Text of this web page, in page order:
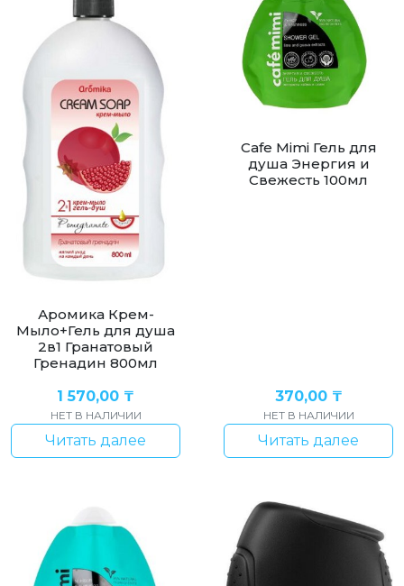
Аромика Крем-
Мыло+Гель для душа
2в1 Гранатовый
Гренадин 800мл
1 570,00 ₸
НЕТ В НАЛИЧИИ
Читать далее
Cafe Mimi Гель для
душа Энергия и
Свежесть 100мл
370,00 ₸
НЕТ В НАЛИЧИИ
Читать далее